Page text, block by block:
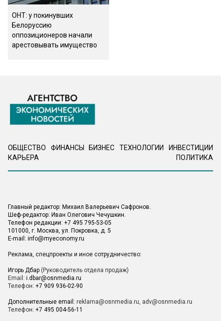
ОНТ: у покинувших
Белоруссию
оппозиционеров начали
арестовывать имущество
ОБЩЕСТВО ФИНАНСЫ БИЗНЕС ТЕХНОЛОГИИ
ИНВЕСТИЦИИ
КАРЬЕРА
ПОЛИТИКА
Главный редактор: Михаил Валерьевич Сафронов.
Шеф-редактор: Иван Олегович Чечушкин.
Телефон редакции: +7 495 795-53-05
101000, г. Москва, ул. Покровка, д. 5
E-mail: info@myeconomy.ru
Реклама, спецпроекты и иное сотрудничество:
Игорь Дбар (Руководитель отдела продаж)
Email: i.dbar@osnmedia.ru
Телефон: +7 909 936-02-90
Дополнительные email: reklama@osnmedia.ru, adv@osnmedia.ru
Телефон: +7 495 004-56-11